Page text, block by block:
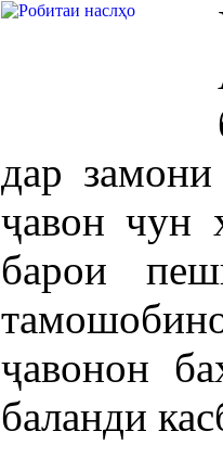
дар
ҷавон чун
барои
ҷавонон
баланди